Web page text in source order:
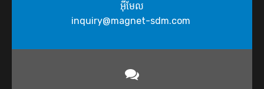
អ៊ីមែល
inquiry@magnet-sdm.com ​